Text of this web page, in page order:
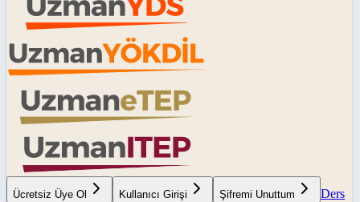
Ücretsiz Üye Ol Kullanıcı Girişi Şifremi Unuttum
Ders